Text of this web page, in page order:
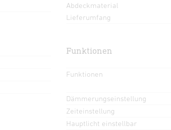
Abdeckmaterial
Lieferumfang
Funktionen
Funktionen
Dämmerungseinstellung
Zeiteinstellung
Hauptlicht einstellbar